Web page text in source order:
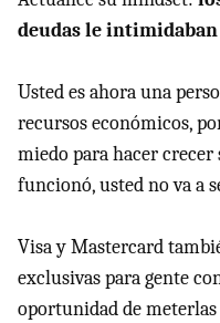
deudas le
Usted es ahora una
recursos económicos,
miedo para hacer
funcionó, usted no va a
Visa y Mastercard
exclusivas para gente
oportunidad de